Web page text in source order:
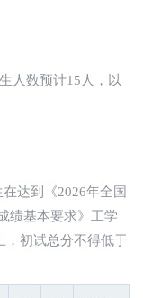
人数预计15人，以
达到《2026年全国
绩基本要求》工学
，初试总分不得低于